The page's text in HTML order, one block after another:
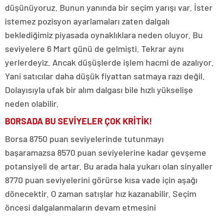
düşünüyoruz. Bunun yanında bir seçim yarışı var. İster
istemez pozisyon ayarlamaları zaten dalgalı
beklediğimiz piyasada oynaklıklara neden oluyor. Bu
seviyelere 6 Mart günü de gelmişti. Tekrar aynı
yerlerdeyiz. Ancak düşüşlerde işlem hacmi de azalıyor.
Yani satıcılar daha düşük fiyattan satmaya razı değil.
Dolayısıyla ufak bir alım dalgası bile hızlı yükselişe
neden olabilir.
BORSADA BU SEVİYELER ÇOK KRİTİK!
Borsa 8750 puan seviyelerinde tutunmayı
başaramazsa 8570 puan seviyelerine kadar gevşeme
potansiyeli de artar. Bu arada hala yukarı olan sinyaller
8770 puan seviyelerini görürse kısa vade için aşağı
dönecektir. O zaman satışlar hız kazanabilir. Seçim
öncesi dalgalanmaların devam etmesini